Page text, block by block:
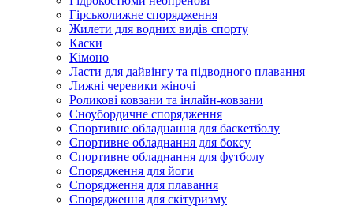
Гірськолижне спорядження
Жилети для водних видів спорту
Каски
Кімоно
Ласти для дайвінгу та підводного плавання
Лижні черевики жіночі
Роликові ковзани та інлайн-ковзани
Сноубордичне спорядження
Спортивне обладнання для баскетболу
Спортивне обладнання для боксу
Спортивне обладнання для футболу
Спорядження для йоги
Спорядження для плавання
Спорядження для скітуризму